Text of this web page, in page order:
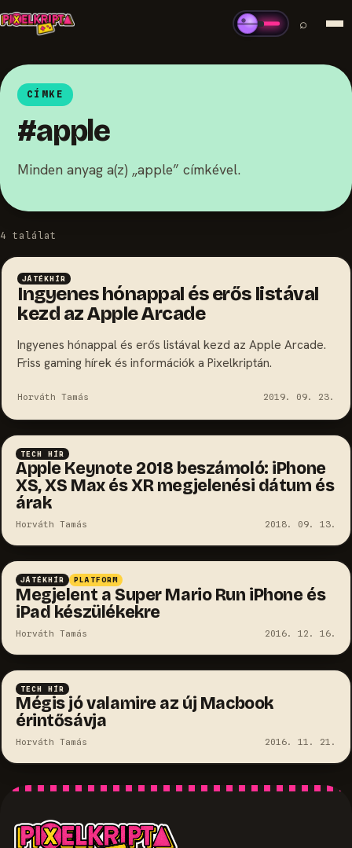
⌕
CÍMKE
#apple
Minden anyag a(z) „apple” címkével.
4 találat
JÁTÉKHÍR
Ingyenes hónappal és erős listával
kezd az Apple Arcade
Ingyenes hónappal és erős listával kezd az Apple Arcade.
Friss gaming hírek és információk a Pixelkriptán.
Horváth Tamás 2019. 09. 23.
TECH HÍR
Apple Keynote 2018 beszámoló: iPhone
XS, XS Max és XR megjelenési dátum és
árak
Horváth Tamás 2018. 09. 13.
JÁTÉKHÍR PLATFORM
Megjelent a Super Mario Run iPhone és
iPad készülékekre
Horváth Tamás 2016. 12. 16.
TECH HÍR
Mégis jó valamire az új Macbook
érintősávja
Horváth Tamás 2016. 11. 21.